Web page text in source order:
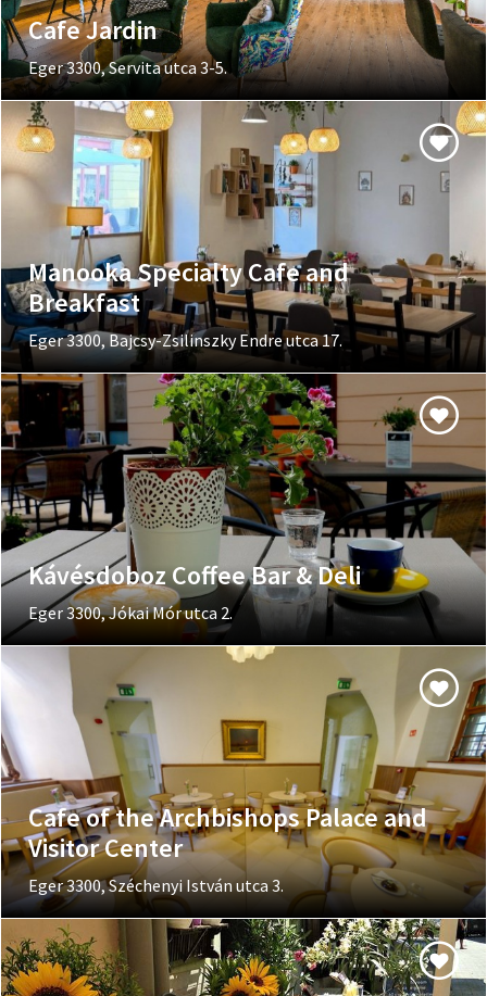
Cafe Jardin
Eger 3300, Servita utca 3-5.
Manooka Specialty Cafe and
Breakfast
Eger 3300, Bajcsy-Zsilinszky Endre utca 17.
Kávésdoboz Coffee Bar & Deli
Eger 3300, Jókai Mór utca 2.
Cafe of the Archbishops Palace and
Visitor Center
Eger 3300, Széchenyi István utca 3.